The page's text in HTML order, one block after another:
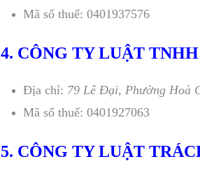
Mã số thuế: 0401937576
4. CÔNG TY LUẬT
Địa chỉ: 79 Lê Đại, Phường Hoà
Mã số thuế: 0401927063
5. CÔNG TY LUẬT